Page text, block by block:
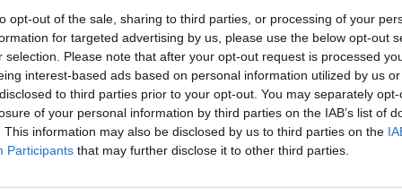
opt-out of the sale, sharing to third parties, or processing of your
for targeted advertising by us, please use the below opt-out
selection. Please note that after your opt-out request is processed
interest-based ads based on personal information utilized by us
to third parties prior to your opt-out. You may separately
of your personal information by third parties on the IAB’s list of
This information may also be disclosed by us to third parties on the
Participants that may further disclose it to other third parties.
Διαχείριση Συγκατάθεσης
την καλύτερη εμπειρία, χρησιμοποιούμε τεχνολογίες όπως cookies για
και πλήρη διαφάνεια από όλους».
σημείωσε ότι «καταβλήθηκαν
θανατωθέντα ζώασε σχέση με το παρελθόν»,
νέα πληρωμή 13 εκατομμυρίων